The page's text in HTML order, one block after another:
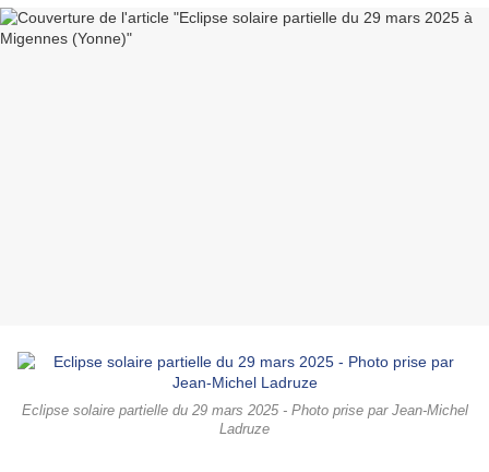
Eclipse solaire partielle du 29 mars 2025 - Photo prise par Jean-Michel
Ladruze